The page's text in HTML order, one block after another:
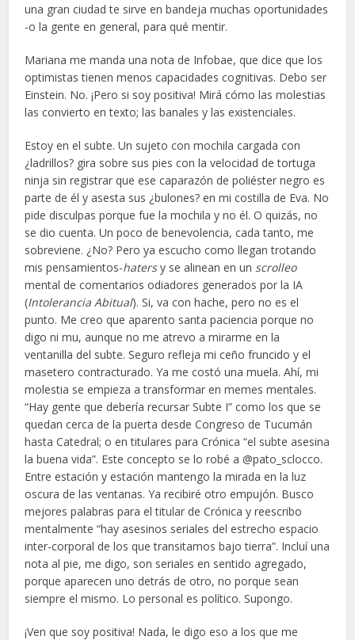
una gran ciudad te sirve en bandeja muchas oportunidades
-o la gente en general, para qué mentir.
Mariana me manda una nota de Infobae, que dice que los
optimistas tienen menos capacidades cognitivas. Debo ser
Einstein. No. ¡Pero si soy positiva! Mirá cómo las molestias
las convierto en texto; las banales y las existenciales.
Estoy en el subte. Un sujeto con mochila cargada con
¿ladrillos? gira sobre sus pies con la velocidad de tortuga
ninja sin registrar que ese caparazón de poliéster negro es
parte de él y asesta sus ¿bulones? en mi costilla de Eva. No
pide disculpas porque fue la mochila y no él. O quizás, no
se dio cuenta. Un poco de benevolencia, cada tanto, me
sobreviene. ¿No? Pero ya escucho como llegan trotando
mis pensamientos-hatersy se alinean en un scrolleo
mental de comentarios odiadores generados por la IA
(Intolerancia Abitual). Si, va con hache, pero no es el
punto. Me creo que aparento santa paciencia porque no
digo ni mu, aunque no me atrevo a mirarme en la
ventanilla del subte. Seguro refleja mi ceño fruncido y el
masetero contracturado. Ya me costó una muela. Ahí, mi
molestia se empieza a transformar en memes mentales.
“Hay gente que debería recursar Subte I” como los que se
quedan cerca de la puerta desde Congreso de Tucumán
hasta Catedral; o en titulares para Crónica “el subte asesina
la buena vida”. Este concepto se lo robé a @pato_sclocco.
Entre estación y estación mantengo la mirada en la luz
oscura de las ventanas. Ya recibiré otro empujón. Busco
mejores palabras para el titular de Crónica y reescribo
mentalmente “hay asesinos seriales del estrecho espacio
inter-corporal de los que transitamos bajo tierra”. Incluí una
nota al pie, me digo, son seriales en sentido agregado,
porque aparecen uno detrás de otro, no porque sean
siempre el mismo. Lo personal es político. Supongo.
¡Ven que soy positiva! Nada, le digo eso a los que me